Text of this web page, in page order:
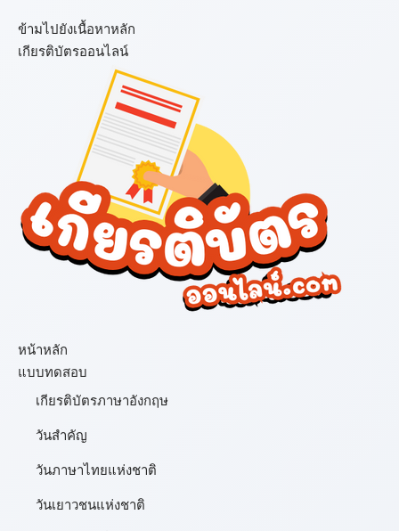
ข้ามไปยังเนื้อหาหลัก
เกียรติบัตรออนไลน์
หน้าหลัก
แบบทดสอบ
เกียรติบัตรภาษาอังกฤษ
วันสำคัญ
วันภาษาไทยแห่งชาติ
วันเยาวชนแห่งชาติ